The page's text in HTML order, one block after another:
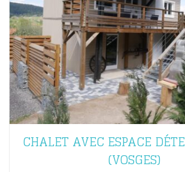
CHALET AVEC ESPACE
(VOSGES)